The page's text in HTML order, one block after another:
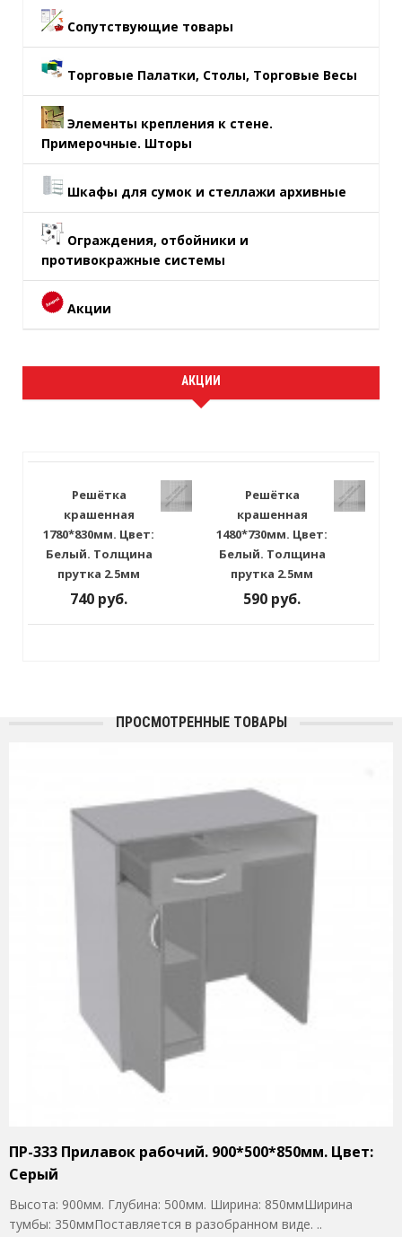
Сопутствующие товары
Торговые Палатки, Столы, Торговые Весы
Элементы крепления к стене.
Примерочные. Шторы
Шкафы для сумок и стеллажи архивные
Ограждения, отбойники и
противокражные системы
Акции
АКЦИИ
Решётка
крашенная
1780*830мм. Цвет:
Белый. Толщина
прутка 2.5мм
740 руб.
Решётка
крашенная
1480*730мм. Цвет:
Белый. Толщина
прутка 2.5мм
590 руб.
ПРОСМОТРЕННЫЕ ТОВАРЫ
ПР-333 Прилавок рабочий. 900*500*850мм. Цвет:
Серый
Высота: 900мм. Глубина: 500мм. Ширина: 850ммШирина
тумбы: 350ммПоставляется в разобранном виде. ..